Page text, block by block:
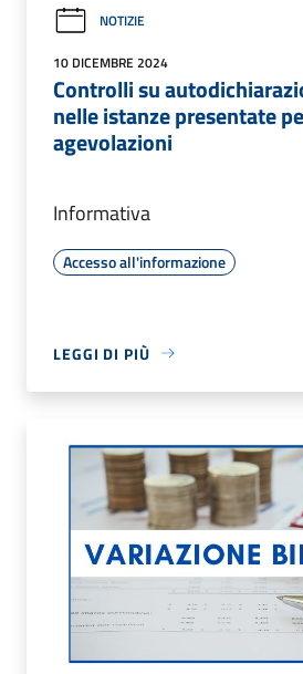
NOTIZIE
10 DICEMBRE 2024
Controlli su
nelle istanze presentate
agevolazioni
Informativa
Accesso all'informazione
LEGGI DI PIÙ